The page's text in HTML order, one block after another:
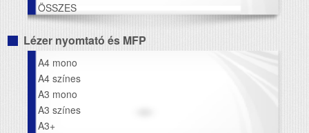
ÖSSZES
Lézer nyomtató és MFP
A4 mono
A4 színes
A3 mono
A3 színes
A3+